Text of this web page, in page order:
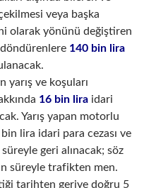
veya başka
olarak yönünü değiştiren
140 bin lira
yarış ve koşuları
16 bin liraidari
Yarış yapan motorlu
lira idari para cezası ve
geri alınacak; söz
süreyle trafikten men.
tarihten geriye doğru 5